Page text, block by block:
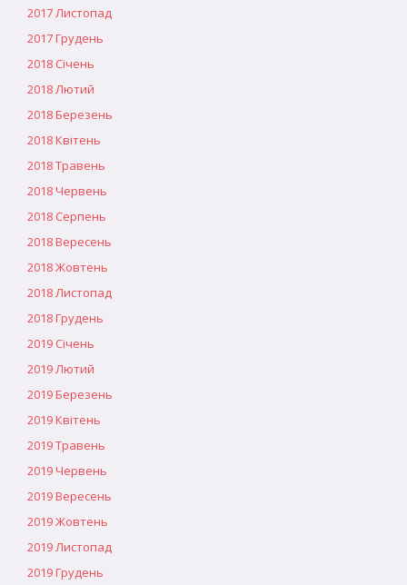
2017 Листопад
2017 Грудень
2018 Січень
2018 Лютий
2018 Березень
2018 Квітень
2018 Травень
2018 Червень
2018 Серпень
2018 Вересень
2018 Жовтень
2018 Листопад
2018 Грудень
2019 Січень
2019 Лютий
2019 Березень
2019 Квітень
2019 Травень
2019 Червень
2019 Вересень
2019 Жовтень
2019 Листопад
2019 Грудень